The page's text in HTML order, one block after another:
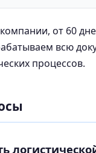
от 60
всю
процессов.